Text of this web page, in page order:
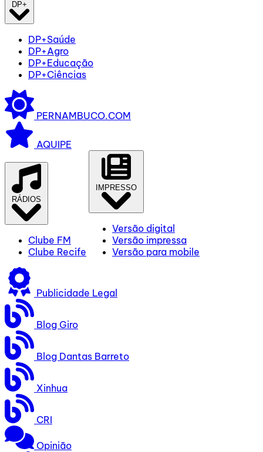
DP+
DP+Saúde
DP+Agro
DP+Educação
DP+Ciências
PERNAMBUCO.COM
AQUIPE
RÁDIOS
Clube FM
Clube Recife
IMPRESSO
Versão digital
Versão impressa
Versão para mobile
Publicidade Legal
Blog Giro
Blog Dantas Barreto
Xinhua
CRI
Opinião